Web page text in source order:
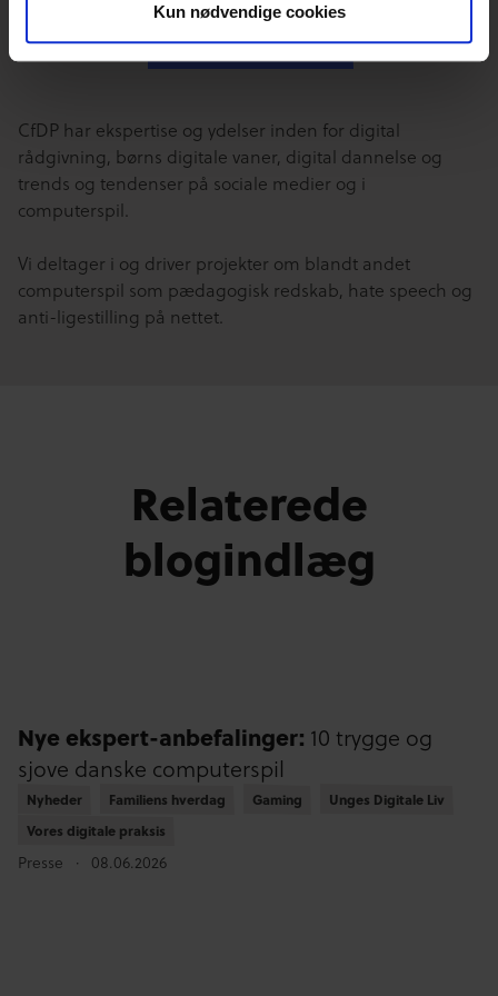
Kun nødvendige cookies
Kontakt Jonas
CfDP har ekspertise og ydelser inden for digital
rådgivning, børns digitale vaner, digital dannelse og
trends og tendenser på sociale medier og i
computerspil.
Vi deltager i og driver projekter om blandt andet
computerspil som pædagogisk redskab, hate speech og
anti-ligestilling på nettet.
Relaterede
blogindlæg
Nye ekspert-anbefalinger: 10 trygge og
sjove danske computerspil
Nyheder
Nyheder Familiens hverdag
Familiens hverdag Gaming
Gaming Unges Digitale Liv
Unges Digitale Liv
Vores digitale praksis
Vores digitale praksis
Presse 08.06.2026